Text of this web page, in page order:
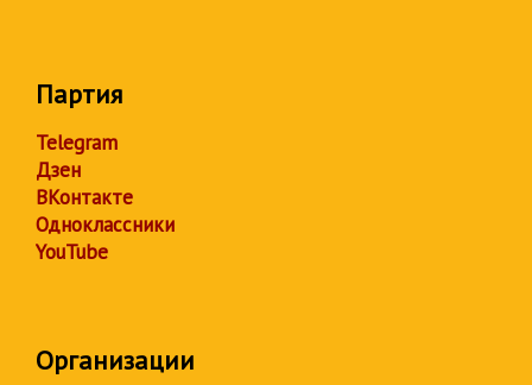
Партия
Telegram
Дзен
ВКонтакте
Одноклассники
YouTube
Организации